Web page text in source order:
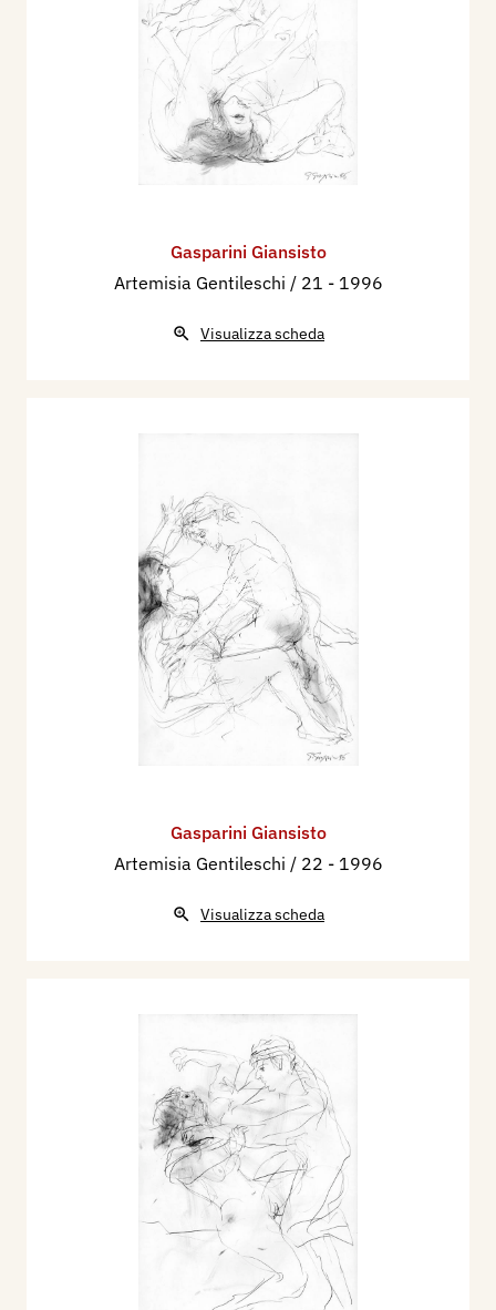
Gasparini Giansisto
Artemisia Gentileschi / 21 - 1996
Visualizza scheda
Gasparini Giansisto
Artemisia Gentileschi / 22 - 1996
Visualizza scheda